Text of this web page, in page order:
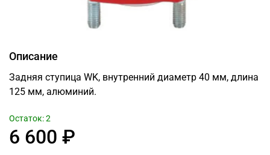
Описание
Задняя ступица WK, внутренний диаметр 40 мм, длина
125 мм, алюминий.
6 600 ₽
Остаток: 2